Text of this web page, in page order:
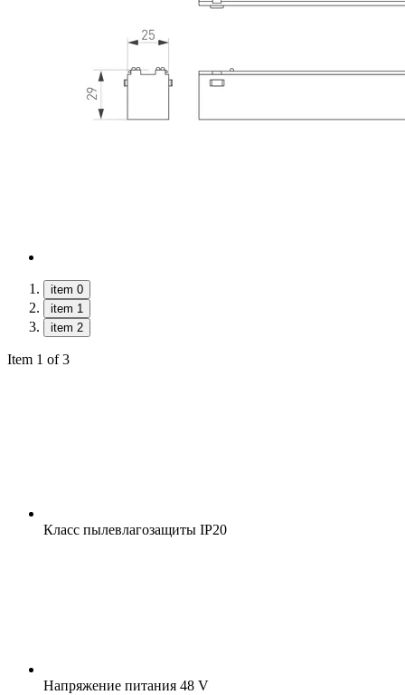
item 0
item 1
item 2
Item 1 of 3
Класс пылевлагозащиты IP20
Напряжение питания 48 V